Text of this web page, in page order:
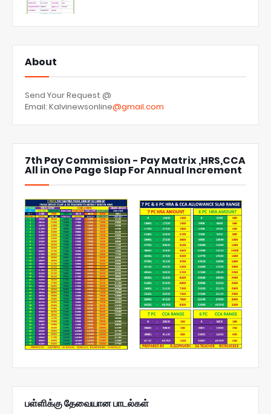
About
Send Your Request @
Email: Kalvinewsonline@gmail.com
7th Pay Commission - Pay Matrix ,HRS,CCA
All in One Page Slap For Annual Increment
பள்ளிக்கு தேவையான பாடல்கள்